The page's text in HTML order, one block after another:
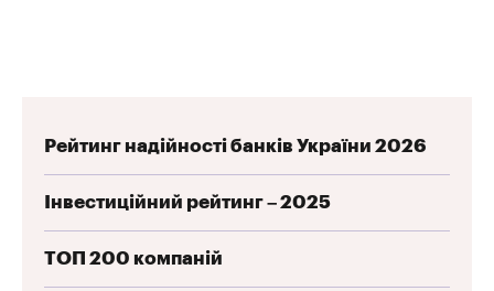
Рейтинг надійності банків України 2026
Інвестиційний рейтинг – 2025
ТОП 200 компаній